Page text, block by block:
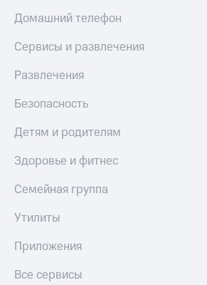
Домашний телефон
Сервисы и развлечения
Развлечения
Безопасность
Детям и родителям
Здоровье и фитнес
Семейная группа
Утилиты
Приложения
Все сервисы